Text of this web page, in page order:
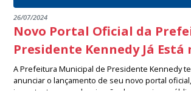
26/07/2024
Novo Portal Oficial da
Presidente Kennedy Já Está
A Prefeitura Municipal de Presidente Kennedy
anunciar o lançamento de seu novo portal
importante na modernização dos serviços